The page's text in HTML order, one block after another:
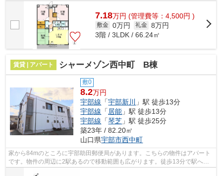
7.18万円 (管理費等：4,500円 )
敷金 0万円 礼金 8万円
3階 / 3LDK / 66.24㎡
賃貸 | アパート シャーメゾン西中町 B棟
敷0
8.2万円
宇部線 「宇部新川
」駅 徒歩13分
宇部線 「 居能 」駅 徒歩13分
宇部線 「琴芝 」駅 徒歩25分
築23年 / 82.20㎡
山口県宇部市西中町
家から84mのところに宇部助田郵便局があります。こちらの物件はアパート
です。物件の周辺に2駅あるので移動範囲も広がります。徒歩13分で駅への